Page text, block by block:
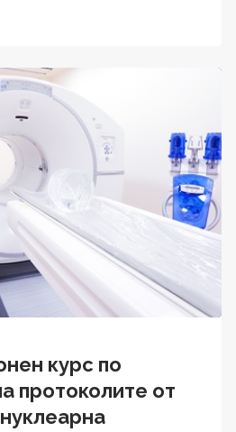
курс по
протоколите от